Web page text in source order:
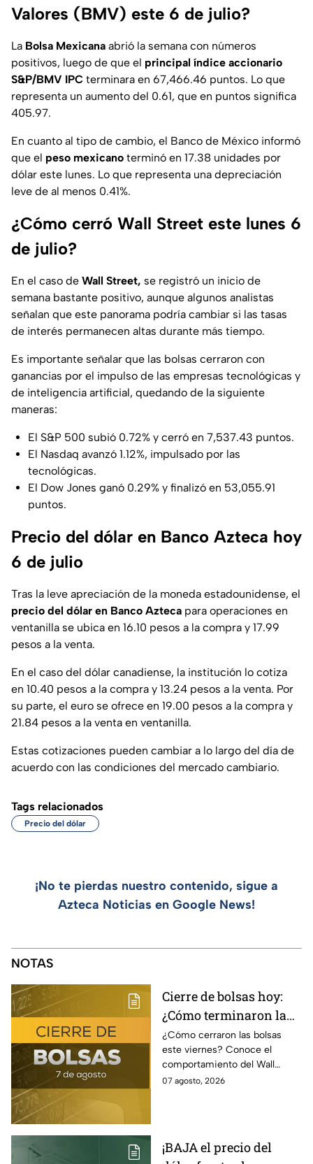
Valores (BMV) este 6 de julio?
La Bolsa Mexicana abrió la semana con números
positivos, luego de que el principal índice accionario
S&P/BMV IPC terminara en 67,466.46 puntos. Lo que
representa un aumento del 0.61, que en puntos significa
405.97.
En cuanto al tipo de cambio, el Banco de México informó
que el peso mexicano terminó en 17.38 unidades por
dólar este lunes. Lo que representa una depreciación
leve de al menos 0.41%.
¿Cómo cerró Wall Street este lunes 6
de julio?
En el caso de Wall Street, se registró un inicio de
semana bastante positivo, aunque algunos analistas
señalan que este panorama podría cambiar si las tasas
de interés permanecen altas durante más tiempo.
Es importante señalar que las bolsas cerraron con
ganancias por el impulso de las empresas tecnológicas y
de inteligencia artificial, quedando de la siguiente
maneras:
El S&P 500 subió 0.72% y cerró en 7,537.43 puntos.
El Nasdaq avanzó 1.12%, impulsado por las
tecnológicas.
El Dow Jones ganó 0.29% y finalizó en 53,055.91
puntos.
Precio del dólar en Banco Azteca hoy
6 de julio
Tras la leve apreciación de la moneda estadounidense, el
precio del dólar en Banco Azteca para operaciones en
ventanilla se ubica en 16.10 pesos a la compra y 17.99
pesos a la venta.
En el caso del dólar canadiense, la institución lo cotiza
en 10.40 pesos a la compra y 13.24 pesos a la venta. Por
su parte, el euro se ofrece en 19.00 pesos a la compra y
21.84 pesos a la venta en ventanilla.
Estas cotizaciones pueden cambiar a lo largo del día de
acuerdo con las condiciones del mercado cambiario.
Tags relacionados
Precio del dólar
¡No te pierdas nuestro contenido, sigue a
Azteca Noticias en Google News!
NOTAS
Cierre de bolsas hoy:
¿Cómo terminaron la
BMV y el Wall Street
hoy 7 de agosto
¿Cómo cerraron las bolsas
este viernes? Conoce el
comportamiento del Wall
Street y de la BMV, así como el
07 agosto, 2026
¡BAJA el precio del